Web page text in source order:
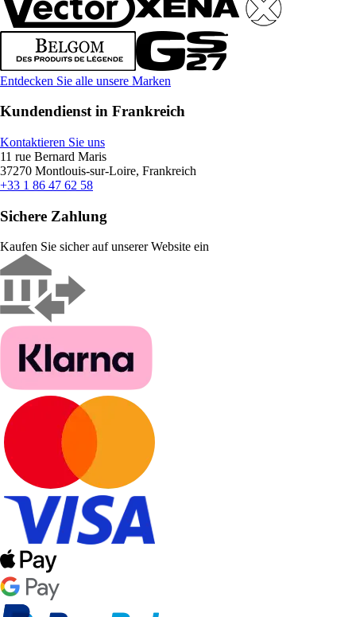
Entdecken Sie alle unsere Marken
Kundendienst in Frankreich
Kontaktieren Sie uns
11 rue Bernard Maris
37270 Montlouis-sur-Loire, Frankreich
+33 1 86 47 62 58
Sichere Zahlung
Kaufen Sie sicher auf unserer Website ein